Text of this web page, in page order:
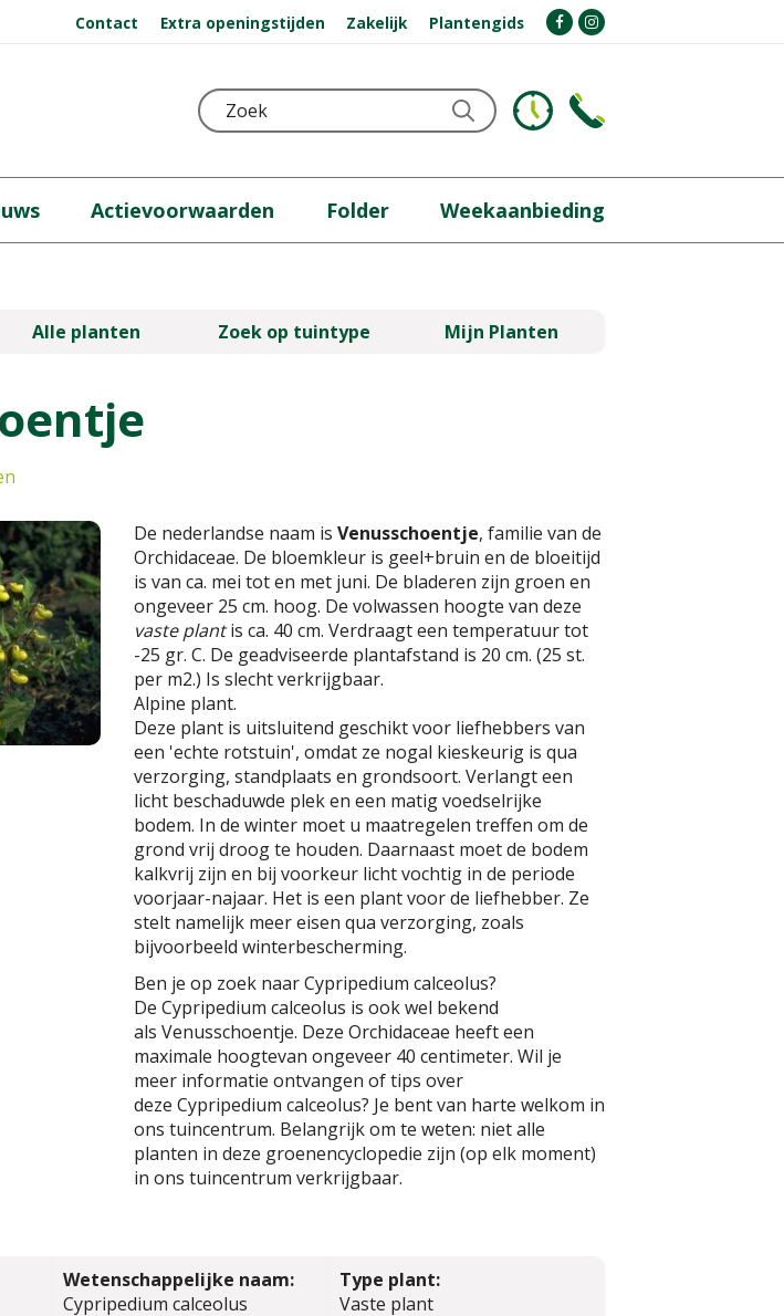
Contact Extra openingstijden Zakelijk Plantengids
Actievoorwaarden Folder Weekaanbieding
Alle planten Zoek op tuintype Mijn Planten
De nederlandse naam is Venusschoentje, familie van de
Orchidaceae. De bloemkleur is geel+bruin en de bloeitijd
is van ca. mei tot en met juni. De bladeren zijn groen en
ongeveer 25 cm. hoog. De volwassen hoogte van deze
vaste plantis ca. 40 cm. Verdraagt een temperatuur tot
-25 gr. C. De geadviseerde plantafstand is 20 cm. (25 st.
per m2.) Is slecht verkrijgbaar.
Alpine plant.
Deze plant is uitsluitend geschikt voor liefhebbers van
een 'echte rotstuin', omdat ze nogal kieskeurig is qua
verzorging, standplaats en grondsoort. Verlangt een
licht beschaduwde plek en een matig voedselrijke
bodem. In de winter moet u maatregelen treffen om de
grond vrij droog te houden. Daarnaast moet de bodem
kalkvrij zijn en bij voorkeur licht vochtig in de periode
voorjaar-najaar. Het is een plant voor de liefhebber. Ze
stelt namelijk meer eisen qua verzorging, zoals
bijvoorbeeld winterbescherming.
Ben je op zoek naar Cypripedium calceolus?
De Cypripedium calceolus is ook wel bekend
als Venusschoentje. Deze Orchidaceae heeft een
maximale hoogtevan ongeveer 40 centimeter. Wil je
meer informatie ontvangen of tips over
deze Cypripedium calceolus? Je bent van harte welkom in
ons tuincentrum. Belangrijk om te weten: niet alle
planten in deze groenencyclopedie zijn (op elk moment)
in ons tuincentrum verkrijgbaar.
Wetenschappelijke naam:
Cypripedium calceolus
Type plant:
Vaste plant